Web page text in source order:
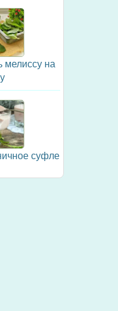
мелиссу на
суфле